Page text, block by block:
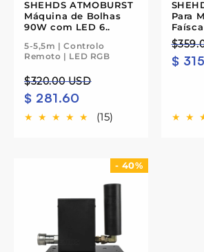
SHEHDS ATMOBURST
Máquina de Bolhas
90W com LED 6..
5-5,5m | Controlo
Remoto | LED RGB
Preço
normal
$320.00 USD
Preço
de
saldo
$ 281.60
(15)
Para
de
$
- 40%